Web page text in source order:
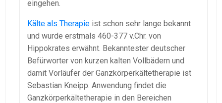
eingehen.
Kälte als Therapie ist schon sehr lange bekannt
und wurde erstmals 460-377 v.Chr. von
Hippokrates erwähnt. Bekanntester deutscher
Befürworter von kurzen kalten Vollbädern und
damit Vorläufer der Ganzkörperkältetherapie ist
Sebastian Kneipp. Anwendung findet die
Ganzkörperkältetherapie in den Bereichen